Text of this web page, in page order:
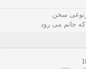
سخن
جانم می رود